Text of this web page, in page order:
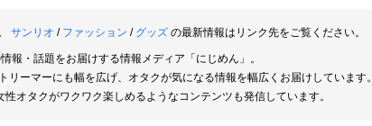
サンリオ / ファッション / グッズ の最新情報はリンク先をご覧ください。
報・話題をお届けする情報メディア「にじめん」。
ーマーにも幅を広げ、オタクが気になる情報を幅広くお届けしています。
オタクがワクワク楽しめるようなコンテンツも発信しています。